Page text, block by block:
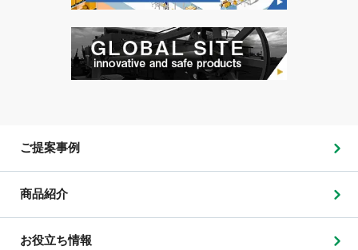
ご提案事例
商品紹介
お役立ち情報